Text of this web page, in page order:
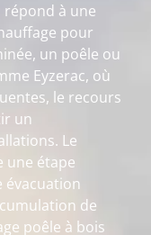
répond à une
pour
un poêle ou
Eyzerac, où
le recours
un
Le
une étape
de
poêle à bois